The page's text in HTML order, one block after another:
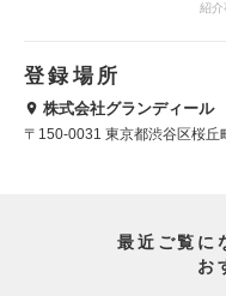
紹介
登録場所
株式会社グランディール
〒150-0031 東京都渋谷区桜丘
最近ご覧に
お